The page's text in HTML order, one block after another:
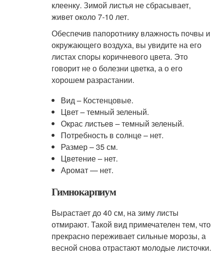
клеенку. Зимой листья не сбрасывает,
живет около 7-10 лет.
Обеспечив папоротнику влажность почвы и
окружающего воздуха, вы увидите на его
листах споры коричневого цвета. Это
говорит не о болезни цветка, а о его
хорошем разрастании.
Вид – Костенцовые.
Цвет – темный зеленый.
Окрас листьев – темный зеленый.
Потребность в солнце – нет.
Размер – 35 см.
Цветение – нет.
Аромат — нет.
Гимнокарпиум
Вырастает до 40 см, на зиму листы
отмирают. Такой вид примечателен тем, что
прекрасно переживает сильные морозы, а
весной снова отрастают молодые листочки.